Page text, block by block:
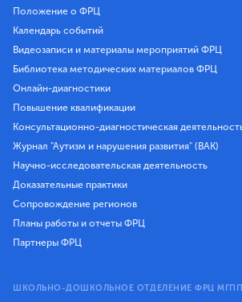
Положение о ФРЦ
Календарь событий
Видеозаписи и материалы мероприятий ФРЦ
Библиотека методических материалов ФРЦ
Онлайн-диагностики
Повышение квалификации
Консультационно-диагностическая
Журнал "Аутизм и нарушения развития" (ВАК)
Научно-исследовательская деятельность
Доказательные практики
Сопровождение регионов
Планы работы и отчеты ФРЦ
Партнеры ФРЦ
ШКОЛЬНО-ДОШКОЛЬНОЕ ОТДЕЛЕНИЕ ФРЦ